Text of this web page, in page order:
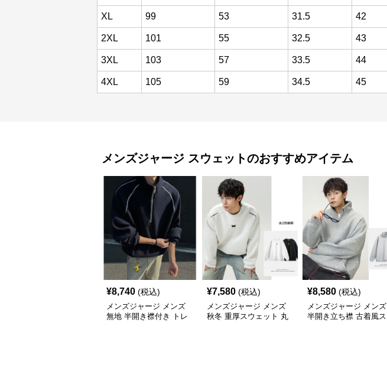
XL 99 53 31.5 42
2XL 101 55 32.5 43
3XL 103 57 33.5 44
4XL 105 59 34.5 45
メンズジャージ スウェットのおすすめアイテム
¥8,740 (税込)
メンズジャージ メンズ
無地 半開き襟付き トレ
¥7,580 (税込)
メンズジャージ メンズ
秋冬 重厚スウェット 丸
¥8,580 (税込)
メンズジャージ メンズ
半開き立ち襟 古着風ス